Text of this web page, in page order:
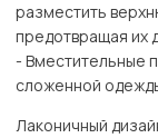
разместить
предотвращая их
- Вместительные
сложенной
Лаконичный